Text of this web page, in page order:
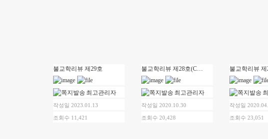
불교학리뷰 제29호
최고관리자
작성일 2023.01.13
조회수 11,421
최고관리자
작성일 2020.10.30
조회수 20,428
불교학리뷰 제
작성일
조회수 23,051